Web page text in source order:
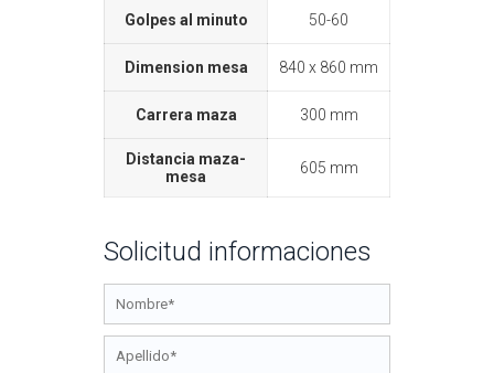
Golpes al minuto 50-60
Dimension mesa 840 x 860 mm
Carrera maza 300 mm
Distancia maza-
mesa
605 mm
Solicitud informaciones